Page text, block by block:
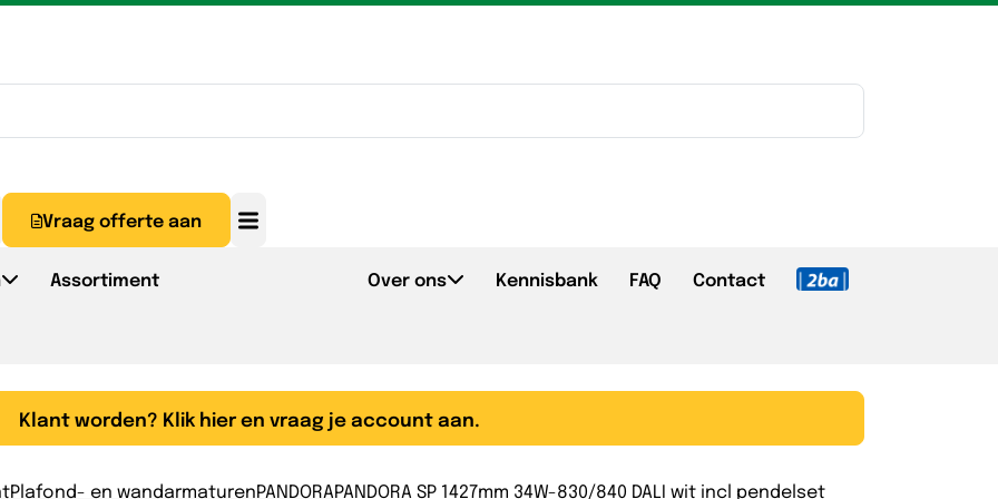
Vraag offerte aan
Assortiment Over ons Kennisbank FAQ Contact
Klant worden? Klik hier en vraag je account aan.
Plafond- en wandarmaturenPANDORAPANDORA SP 1427mm 34W-830/840 DALI wit incl pendelset